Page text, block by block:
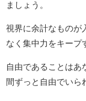
ましょう。
視界に余計なものが
なく集中力をキープ
自由であることはあ
間ずっと自由でいら